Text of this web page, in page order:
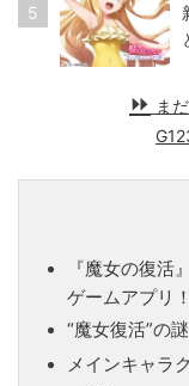
5
ま
『魔女の復活
ゲームアプリ！
“魔女復活”の
メインキャラ